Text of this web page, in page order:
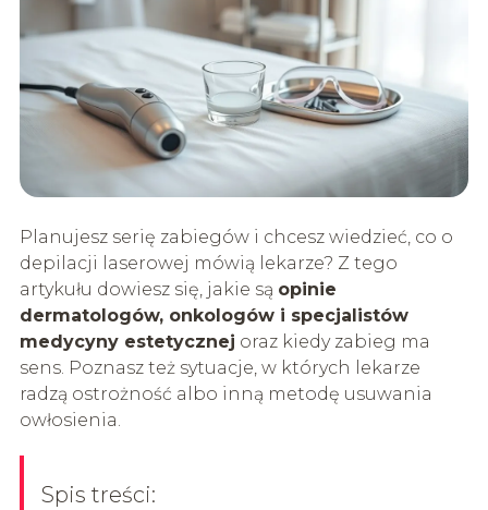
Planujesz serię zabiegów i chcesz wiedzieć, co o
depilacji laserowej mówią lekarze? Z tego
artykułu dowiesz się, jakie są opinie
dermatologów, onkologów i specjalistów
medycyny estetycznej oraz kiedy zabieg ma
sens. Poznasz też sytuacje, w których lekarze
radzą ostrożność albo inną metodę usuwania
owłosienia.
Spis treści: